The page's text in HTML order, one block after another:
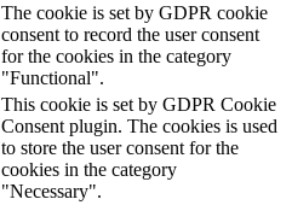
The cookie is set by GDPR cookie
consent to record the user consent
for the cookies in the category
"Functional".
This cookie is set by GDPR Cookie
Consent plugin. The cookies is used
to store the user consent for the
cookies in the category
"Necessary".